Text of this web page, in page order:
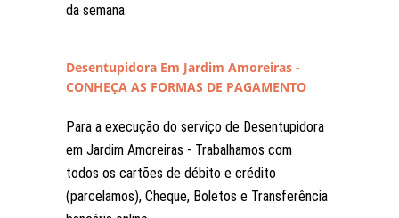
da semana.
Desentupidora Em Jardim Amoreiras -
CONHEÇA AS FORMAS DE PAGAMENTO
Para a execução do serviço de Desentupidora
em Jardim Amoreiras - Trabalhamos com
todos os cartões de débito e crédito
(parcelamos), Cheque, Boletos e Transferência